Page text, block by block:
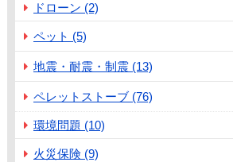
ドローン (2)
ペット (5)
地震・耐震・制震 (13)
ペレットストーブ (76)
環境問題 (10)
火災保険 (9)